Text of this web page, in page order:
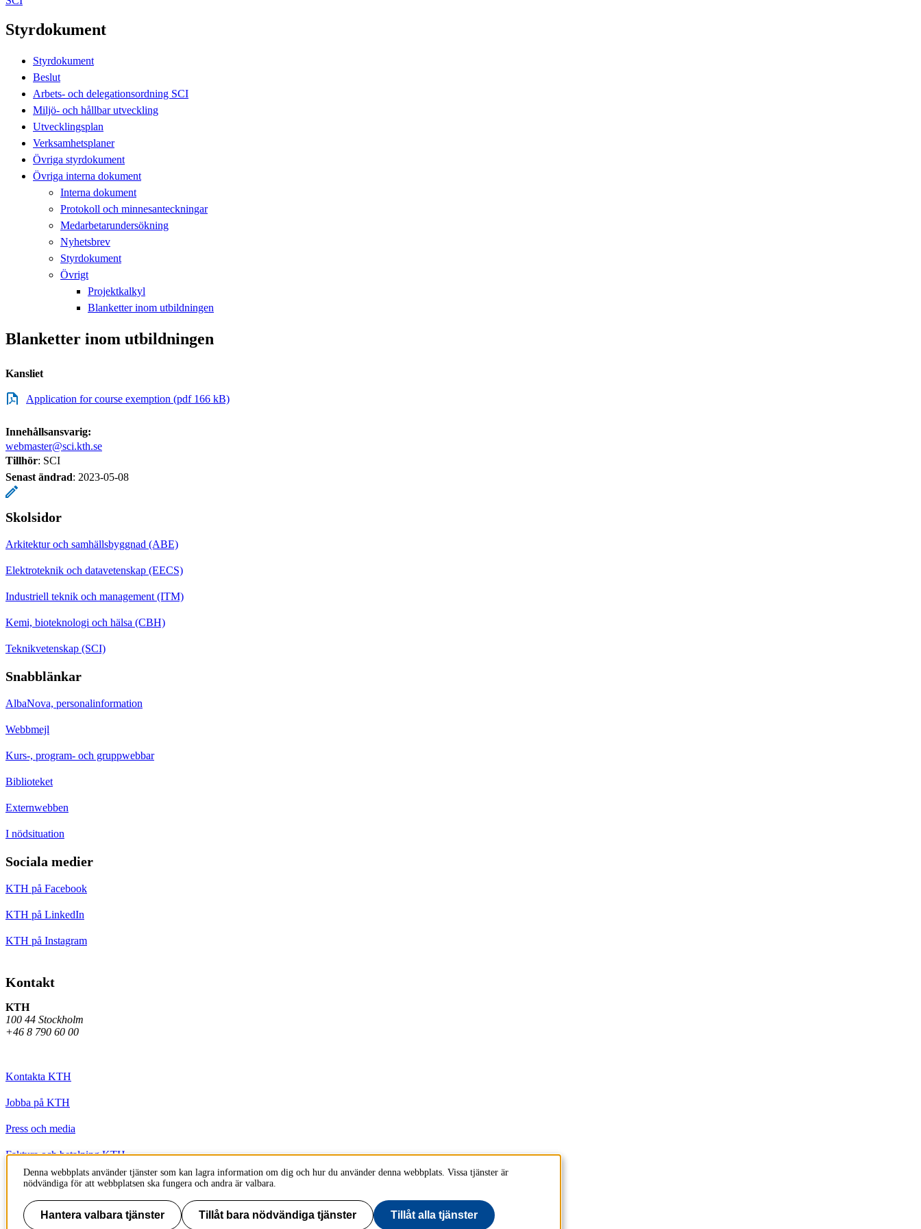
Styrdokument
Styrdokument
Beslut
Arbets- och delegationsordning SCI
Miljö- och hållbar utveckling
Utvecklingsplan
Verksamhetsplaner
Övriga styrdokument
Övriga interna dokument
Interna dokument
Protokoll och minnesanteckningar
Medarbetarundersökning
Nyhetsbrev
Styrdokument
Övrigt
Projektkalkyl
Blanketter inom utbildningen
Blanketter inom utbildningen
Kansliet
Application for course exemption (pdf 166 kB)
Innehållsansvarig:
webmaster@sci.kth.se
Tillhör: SCI
Senast ändrad: 2023-05-08
Skolsidor
Arkitektur och samhällsbyggnad (ABE)
Elektroteknik och datavetenskap (EECS)
Industriell teknik och management (ITM)
Kemi, bioteknologi och hälsa (CBH)
Teknikvetenskap (SCI)
Snabblänkar
AlbaNova, personalinformation
Webbmejl
Kurs-, program- och gruppwebbar
Biblioteket
Externwebben
I nödsituation
Sociala medier
KTH på Facebook
KTH på LinkedIn
KTH på Instagram
Kontakt
KTH
100 44 Stockholm
+46 8 790 60 00
Kontakta KTH
Jobba på KTH
Press och media
Faktura och betalning KTH
Om KTH:s webbplatser
Tillgänglighetsredogörelse
Denna webbplats använder tjänster som kan lagra information om dig och hur du använder denna webbplats. Vissa tjänster är
nödvändiga för att webbplatsen ska fungera och andra är valbara.
Hantera valbara tjänster Tillåt bara nödvändiga tjänster Tillåt alla tjänster